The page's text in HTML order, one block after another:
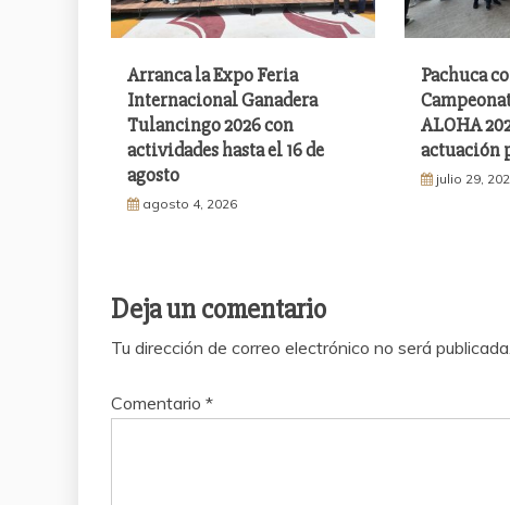
Arranca la Expo Feria
Internacional Ganadera
Tulancingo 2026 con
actividades hasta el 16 de
agosto
agosto 4, 2026
Pachuca
ALOHA
actuación
julio 29,
Deja un comentario
Tu dirección de correo electrónico no será publicada.
Comentario *